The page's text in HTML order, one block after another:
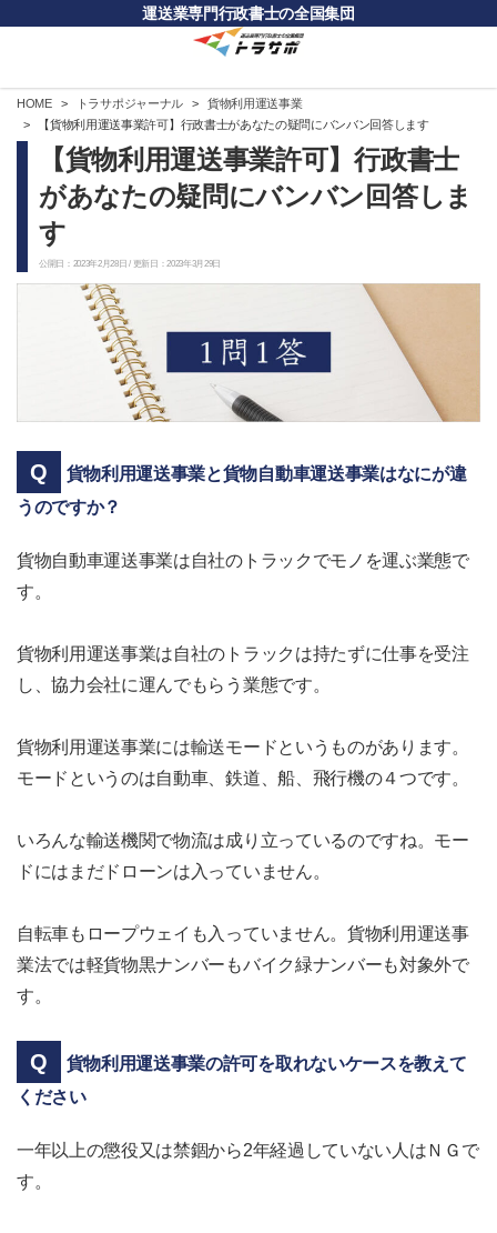
運送業専門行政書士の全国集団
HOME トラサポジャーナル
貨物利用運送事業
【貨物利用運送事業許可】行政書士があなたの疑問にバンバン回答します
【貨物利用運送事業許可】行政書士
があなたの疑問にバンバン回答しま
す
公開日：2023年2月28日 / 更新日：2023年3月29日
貨物利用運送事業と貨物自動車運送事業はなにが違
うのですか？
貨物自動車運送事業は自社のトラックでモノを運ぶ業態で
す。
貨物利用運送事業は自社のトラックは持たずに仕事を受注
し、協力会社に運んでもらう業態です。
貨物利用運送事業には輸送モードというものがあります。
モードというのは自動車、鉄道、船、飛行機の４つです。
いろんな輸送機関で物流は成り立っているのですね。モー
ドにはまだドローンは入っていません。
自転車もロープウェイも入っていません。貨物利用運送事
業法では軽貨物黒ナンバーもバイク緑ナンバーも対象外で
す。
貨物利用運送事業の許可を取れないケースを教えて
ください
一年以上の懲役又は禁錮から2年経過していない人はＮＧで
す。